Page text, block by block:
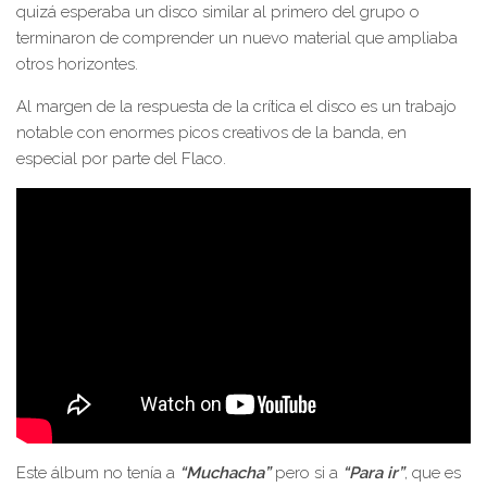
quizá esperaba un disco similar al primero del grupo o
terminaron de comprender un nuevo material que ampliaba
otros horizontes.
Al margen de la respuesta de la crítica el disco es un trabajo
notable con enormes picos creativos de la banda, en
especial por parte del Flaco.
Este álbum no tenía a “Muchacha”pero si a “Para ir”, que es